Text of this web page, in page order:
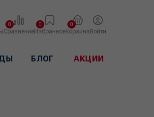
Сравнение
0
Избранное
0
Корзина
0
Войти
БЛОГ АКЦИИ